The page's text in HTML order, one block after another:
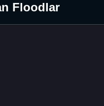
Floodlar